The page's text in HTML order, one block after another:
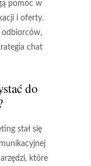
pomóc w
i oferty.
odbiorców,
chat
do
stał się
które